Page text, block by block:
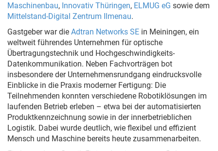
Maschinenbau, Innovativ Thüringen, ELMUG eG sowie dem
Mittelstand-Digital Zentrum Ilmenau.
Gastgeber war die Adtran Networks SE in Meiningen, ein
weltweit führendes Unternehmen für optische
Übertragungstechnik und Hochgeschwindigkeits-
Datenkommunikation. Neben Fachvorträgen bot
insbesondere der Unternehmensrundgang eindrucksvolle
Einblicke in die Praxis moderner Fertigung: Die
Teilnehmenden konnten verschiedene Robotiklösungen im
laufenden Betrieb erleben – etwa bei der automatisierten
Produktkennzeichnung sowie in der innerbetrieblichen
Logistik. Dabei wurde deutlich, wie flexibel und effizient
Mensch und Maschine bereits heute zusammenarbeiten.